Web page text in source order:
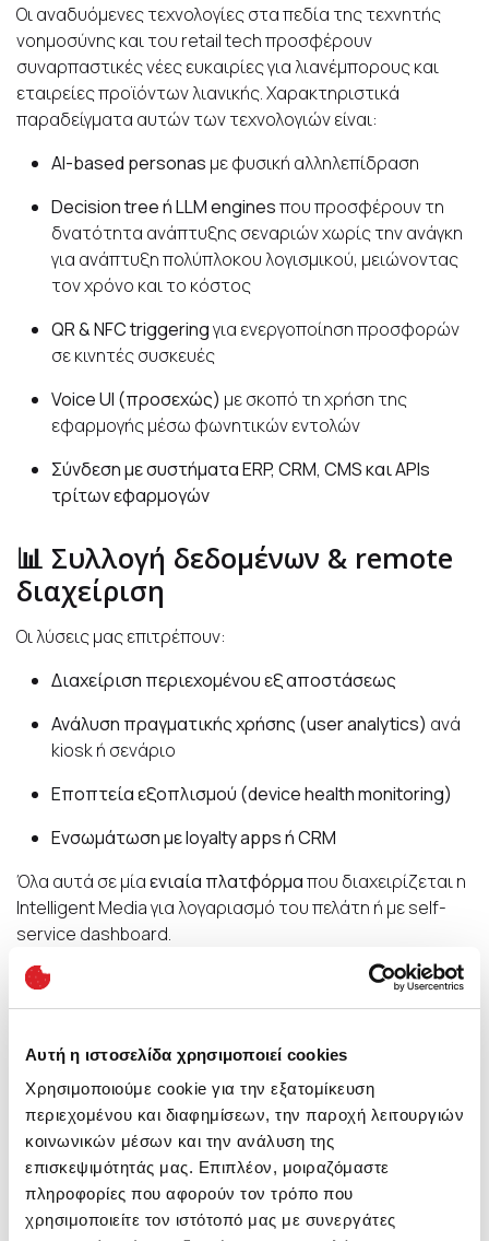
Αυτή η ιστοσελίδα χρησιμοποιεί cookies
Χρησιμοποιούμε cookie για την εξατομίκευση
περιεχομένου και διαφημίσεων, την παροχή λειτουργιών
κοινωνικών μέσων και την ανάλυση της
επισκεψιμότητάς μας. Επιπλέον, μοιραζόμαστε
πληροφορίες που αφορούν τον τρόπο που
χρησιμοποιείτε τον ιστότοπό μας με συνεργάτες
Οι αναδυόμενες τεχνολογίες στα πεδία της τεχνητής
νοημοσύνης και του retail tech προσφέρουν
συναρπαστικές νέες ευκαιρίες για λιανέμπορους και
εταιρείες προϊόντων λιανικής. Χαρακτηριστικά
παραδείγματα αυτών των τεχνολογιών είναι:
AI-based personas με φυσική αλληλεπίδραση
Decision tree ή LLM enginesπου προσφέρουν τη
δνατότητα ανάπτυξης σεναριών χωρίς την ανάγκη
για ανάπτυξη πολύπλοκου λογισμικού, μειώνοντας
τον χρόνο και το κόστος
QR & NFC triggeringγια ενεργοποίηση προσφορών
σε κινητές συσκευές
Voice UI (προσεχώς) με σκοπό τη χρήση της
εφαρμογής μέσω φωνητικών εντολών
Σύνδεση με συστήματα ERP, CRM, CMS και APIs
τρίτων εφαρμογών
📊 Συλλογή δεδομένων & remote
διαχείριση
Οι λύσεις μας επιτρέπουν:
Διαχείριση περιεχομένου εξ αποστάσεως
Ανάλυση πραγματικής χρήσης (user analytics) ανά
kiosk ή σενάριο
Εποπτεία εξοπλισμού (device health monitoring)
Ενσωμάτωση με loyalty apps ή CRM
Όλα αυτά σε μίαενιαία πλατφόρμαπου διαχειρίζεται η
Intelligent Media για λογαριασμό του πελάτη ή με self-
service dashboard.
🏆 Γιατί να επιλέξετε την
marketing και sales εφαρμογών με τη χρήση
πολλαπλών τεχνολογιών
Εξειδίκευση σε τεχνολογίες και υπηρεσίες για το
λιανεμπόριο και τις εταιρείες FMCG